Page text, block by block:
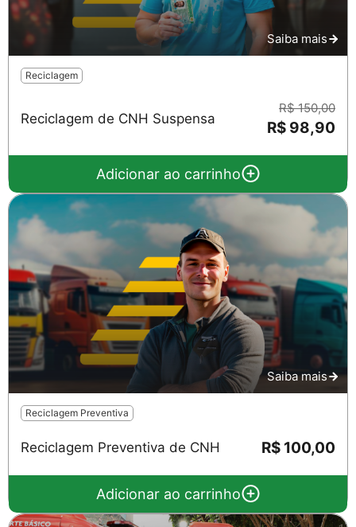
Saiba mais
Reciclagem
Reciclagem de CNH Suspensa
R$ 150,00
R$ 98,90
Adicionar ao carrinho
Saiba mais
Reciclagem Preventiva
Reciclagem Preventiva de CNH R$ 100,00
Adicionar ao carrinho